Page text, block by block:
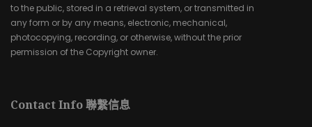
to the public, stored in a retrieval system, or transmitted in
any form or by any means, electronic, mechanical,
photocopying, recording, or otherwise, without the prior
permission of the Copyright owner.
Contact Info 聯繫信息